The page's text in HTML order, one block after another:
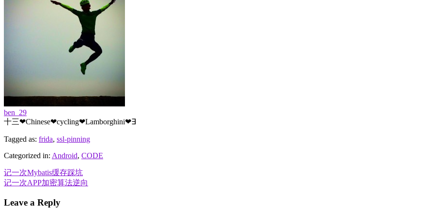
ben_29
十三❤Chinese❤cycling❤Lamborghini❤∃
Tagged as: frida, ssl-pinning
Categorized in: Android, CODE
Post
navigation
记一次Mybatis缓存踩坑
记一次APP加密算法逆向
Leave a Reply